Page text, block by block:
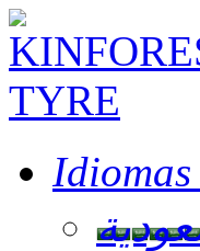
Idiomas